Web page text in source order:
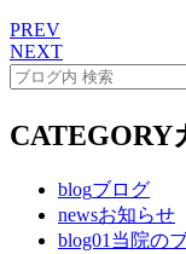
PREV
NEXT
CATEGORY
blogブログ
newsお知らせ
blog01当院の